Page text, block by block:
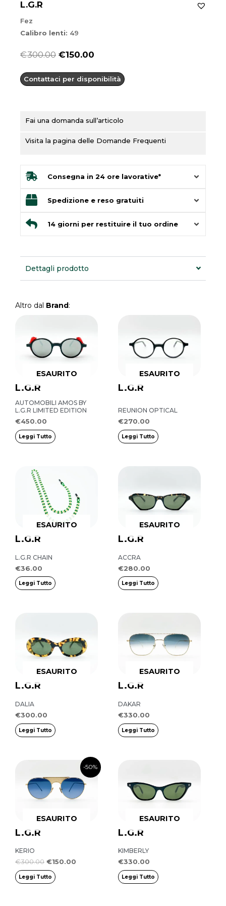
L.G.R
Fez
Calibro lenti: 49
€300.00
originale
€150.00
attuale
Contattaci per disponibilità
Fai una domanda sull’articolo
Visita la pagina delle Domande Frequenti
Consegna in 24 ore lavorative*
Spedizione e reso gratuiti
14 giorni per restituire il tuo ordine
Dettagli prodotto
Altro dal Brand:
L.G.R
ESAURITO
AUTOMOBILI AMOS BY
L.G.R LIMITED EDITION
€450.00
Leggi Tutto
L.G.R
ESAURITO
REUNION OPTICAL
€270.00
Leggi Tutto
L.G.R
ESAURITO
L.G.R CHAIN
€36.00
Leggi Tutto
L.G.R
ESAURITO
ACCRA
€280.00
Leggi Tutto
L.G.R
ESAURITO
DALIA
€300.00
Leggi Tutto
L.G.R
ESAURITO
DAKAR
€330.00
Leggi Tutto
-50%
L.G.R
ESAURITO
KERIO
€300.00
originale
era:
€300.00.
€150.00
prezzo
attuale
è:
€150.00.
Leggi Tutto
L.G.R
ESAURITO
KIMBERLY
€330.00
Leggi Tutto